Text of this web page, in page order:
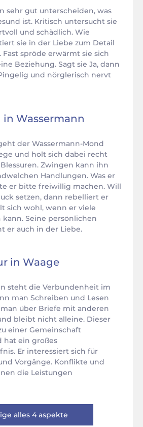
sehr gut unterscheiden, was
ist. Kritisch untersucht sie
und schädlich. Wie
sie in der Liebe zum Detail
Fast spröde erwärmt sie sich
Beziehung. Sagt sie Ja, dann
und nörglerisch nervt
in Wassermann
der Wassermann-Mond
und holt sich dabei recht
Zwingen kann ihn
Handlungen. Was er
er bitte freiwillig machen. Will
setzen, dann rebelliert er
sich wohl, wenn er viele
Seine persönlichen
er auch in der Liebe.
in Waage
steht die Verbundenheit im
man Schreiben und Lesen
über Briefe mit anderen
bleibt nicht alleine. Dieser
einer Gemeinschaft
hat ein großes
Er interessiert sich für
Vorgänge. Konflikte und
die Leistungen
alles 4 aspekte